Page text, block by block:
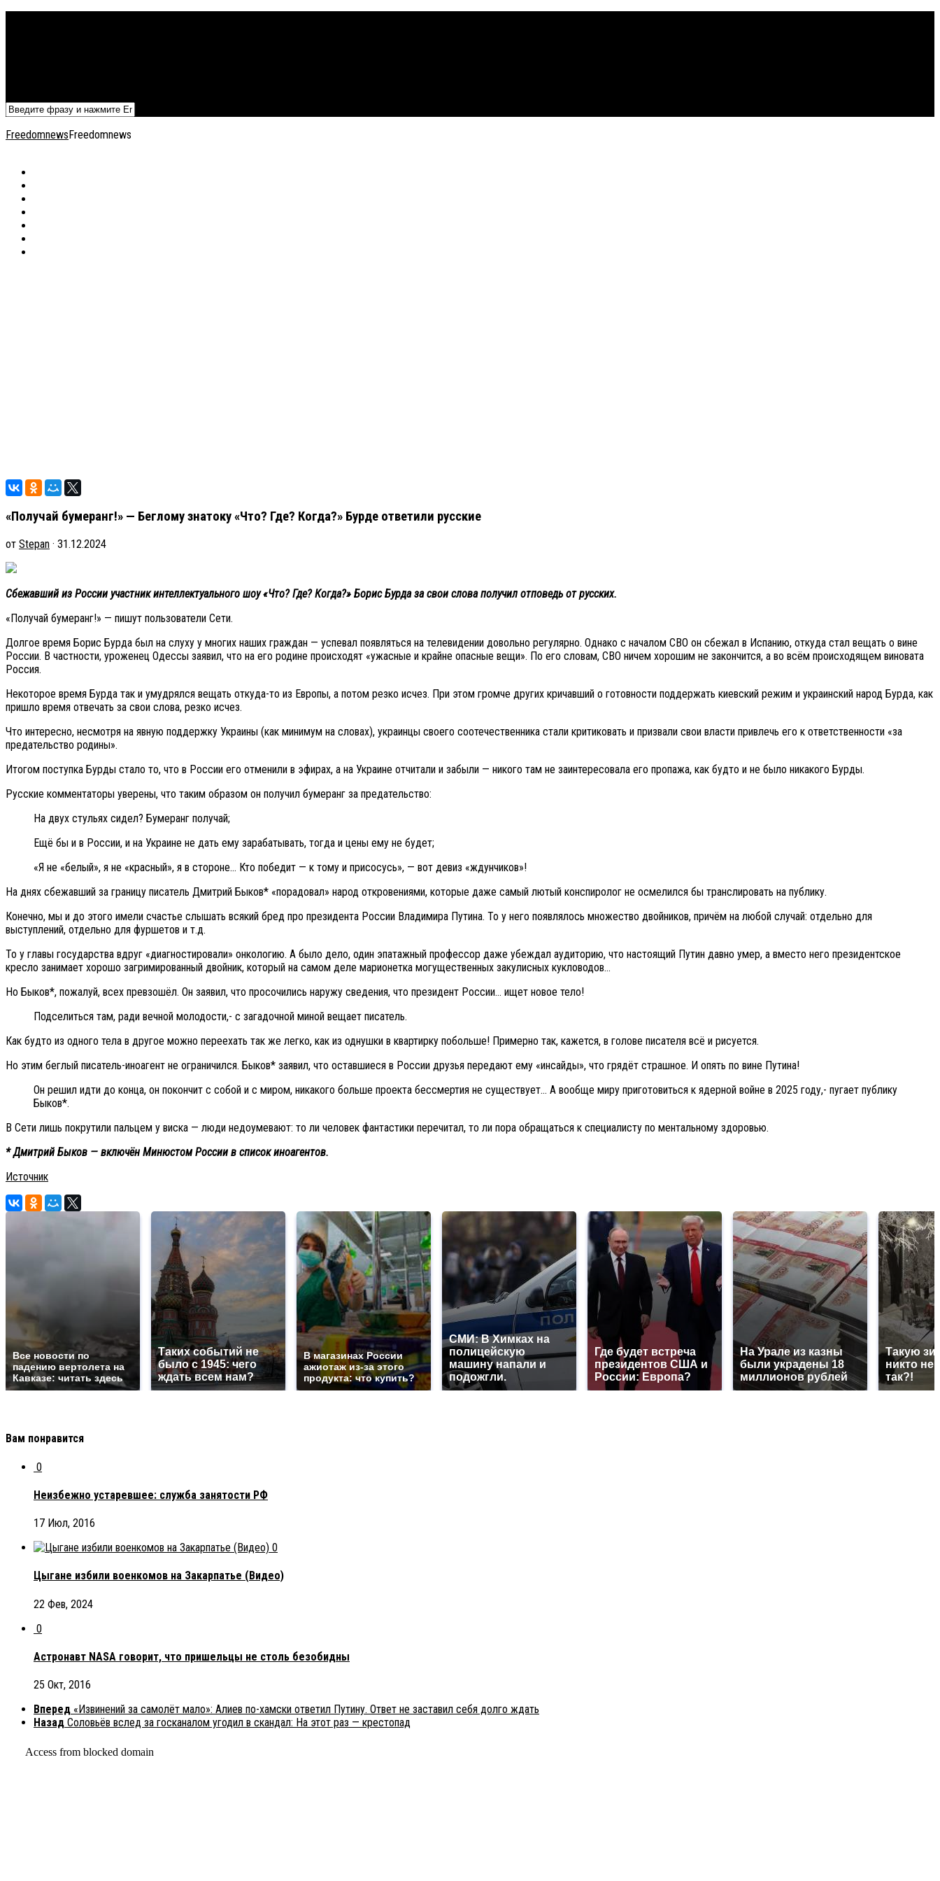
FreedomnewsFreedomnews
«Получай бумеранг!» — Беглому знатоку «Что? Где? Когда?» Бурде ответили русские
от Stepan · 31.12.2024
Сбежавший из России участник интеллектуального шоу «Что? Где? Когда?» Борис Бурда за свои слова получил отповедь от русских.
«Получай бумеранг!» — пишут пользователи Сети.
Долгое время Борис Бурда был на слуху у многих наших граждан — успевал появляться на телевидении довольно регулярно. Однако с началом СВО он сбежал в Испанию, откуда стал вещать о вине
России. В частности, уроженец Одессы заявил, что на его родине происходят «ужасные и крайне опасные вещи». По его словам, СВО ничем хорошим не закончится, а во всём происходящем виновата
Россия.
Некоторое время Бурда так и умудрялся вещать откуда-то из Европы, а потом резко исчез. При этом громче других кричавший о готовности поддержать киевский режим и украинский народ Бурда, как
пришло время отвечать за свои слова, резко исчез.
Что интересно, несмотря на явную поддержку Украины (как минимум на словах), украинцы своего соотечественника стали критиковать и призвали свои власти привлечь его к ответственности «за
предательство родины».
Итогом поступка Бурды стало то, что в России его отменили в эфирах, а на Украине отчитали и забыли — никого там не заинтересовала его пропажа, как будто и не было никакого Бурды.
Русские комментаторы уверены, что таким образом он получил бумеранг за предательство:
На двух стульях сидел? Бумеранг получай;
Ещё бы и в России, и на Украине не дать ему зарабатывать, тогда и цены ему не будет;
«Я не «белый», я не «красный», я в стороне… Кто победит — к тому и присосусь», — вот девиз «ждунчиков»!
На днях сбежавший за границу писатель Дмитрий Быков* «порадовал» народ откровениями, которые даже самый лютый конспиролог не осмелился бы транслировать на публику.
Конечно, мы и до этого имели счастье слышать всякий бред про президента России Владимира Путина. То у него появлялось множество двойников, причём на любой случай: отдельно для
выступлений, отдельно для фуршетов и т.д.
То у главы государства вдруг «диагностировали» онкологию. А было дело, один эпатажный профессор даже убеждал аудиторию, что настоящий Путин давно умер, а вместо него президентское
кресло занимает хорошо загримированный двойник, который на самом деле марионетка могущественных закулисных кукловодов…
Но Быков*, пожалуй, всех превзошёл. Он заявил, что просочились наружу сведения, что президент России… ищет новое тело!
Подселиться там, ради вечной молодости,- с загадочной миной вещает писатель.
Как будто из одного тела в другое можно переехать так же легко, как из однушки в квартирку побольше! Примерно так, кажется, в голове писателя всё и рисуется.
Но этим беглый писатель-иноагент не ограничился. Быков* заявил, что оставшиеся в России друзья передают ему «инсайды», что грядёт страшное. И опять по вине Путина!
Он решил идти до конца, он покончит с собой и с миром, никакого больше проекта бессмертия не существует… А вообще миру приготовиться к ядерной войне в 2025 году,- пугает публику
Быков*.
В Сети лишь покрутили пальцем у виска — люди недоумевают: то ли человек фантастики перечитал, то ли пора обращаться к специалисту по ментальному здоровью.
* Дмитрий Быков — включён Минюстом России в список иноагентов.
Источник
Все новости по
падению вертолета на
Кавказе: читать здесь
Таких событий не
было с 1945: чего
ждать всем нам?
В магазинах России
ажиотаж из-за этого
продукта: что купить?
СМИ: В Химках на
полицейскую
машину напали и
подожгли.
Где будет встреча
президентов США и
России: Европа?
На Урале из казны
были украдены 18
миллионов рублей
Такую
никто не
так?!
Вам понравится
0
Неизбежно устаревшее: служба занятости РФ
17 Июл, 2016
0
Цыгане избили военкомов на Закарпатье (Видео)
22 Фев, 2024
0
Астронавт NASA говорит, что пришельцы не столь безобидны
25 Окт, 2016
Вперед «Извинений за самолёт мало»: Алиев по-хамски ответил Путину. Ответ не заставил себя долго ждать
Назад Соловьёв вслед за госканалом угодил в скандал: На этот раз — крестопад